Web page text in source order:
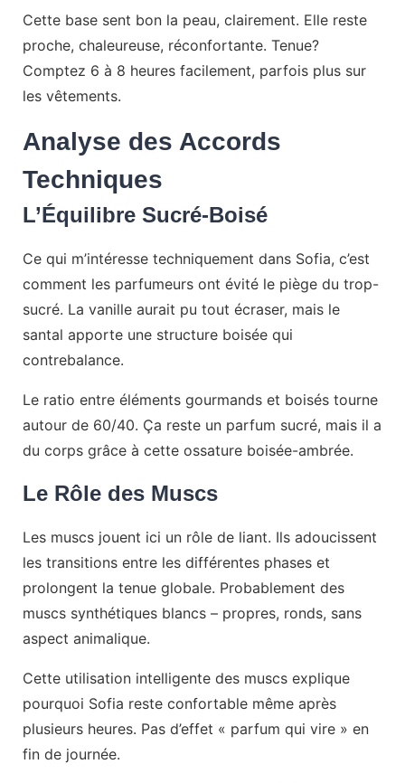
Cette base sent bon la peau, clairement. Elle reste
proche, chaleureuse, réconfortante. Tenue?
Comptez 6 à 8 heures facilement, parfois plus sur
les vêtements.
Analyse des Accords
Techniques
L’Équilibre Sucré-Boisé
Ce qui m’intéresse techniquement dans Sofia, c’est
comment les parfumeurs ont évité le piège du trop-
sucré. La vanille aurait pu tout écraser, mais le
santal apporte une structure boisée qui
contrebalance.
Le ratio entre éléments gourmands et boisés tourne
autour de 60/40. Ça reste un parfum sucré, mais il a
du corps grâce à cette ossature boisée-ambrée.
Le Rôle des Muscs
Les muscs jouent ici un rôle de liant. Ils adoucissent
les transitions entre les différentes phases et
prolongent la tenue globale. Probablement des
muscs synthétiques blancs – propres, ronds, sans
aspect animalique.
Cette utilisation intelligente des muscs explique
pourquoi Sofia reste confortable même après
plusieurs heures. Pas d’effet « parfum qui vire » en
fin de journée.